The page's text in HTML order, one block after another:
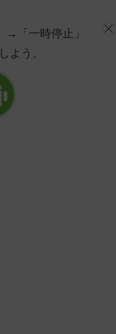
→「一時停止」
よう。